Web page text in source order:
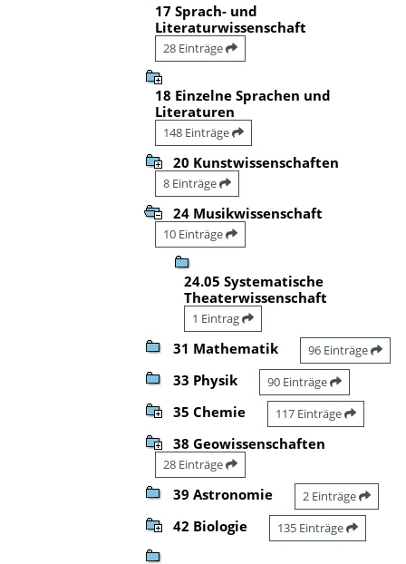
17 Sprach- und
Literaturwissenschaft
28 Einträge
18 Einzelne Sprachen und
Literaturen
148 Einträge
20 Kunstwissenschaften
8 Einträge
24 Musikwissenschaft
10 Einträge
24.05 Systematische
Theaterwissenschaft
1 Eintrag
31 Mathematik 96 Einträge
33 Physik 90 Einträge
35 Chemie 117 Einträge
38 Geowissenschaften
28 Einträge
39 Astronomie 2 Einträge
42 Biologie 135 Einträge